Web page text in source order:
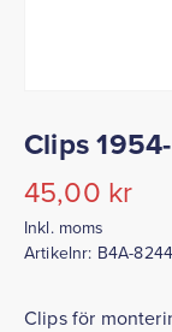
Clips
45,00 kr
Inkl. moms
Artikelnr: B4A-
Clips för